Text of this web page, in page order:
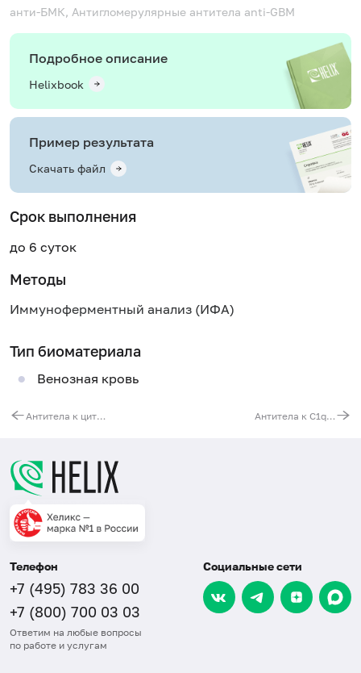
анти-БМК, Антигломерулярные антитела anti-GBM
Подробное описание
Helixbook
Пример результата
Скачать файл
Срок выполнения
до 6 суток
Методы
Иммуноферментный анализ (ИФА)
Тип биоматериала
Венозная кровь
Антитела к цитруллинированному виментину (анти-MCV), IgG Антитела к С1q фактору комплемента, IgG
Телефон
+7 (495) 783 36 00
+7 (800) 700 03 03
Ответим на любые вопросы
по работе и услугам
Социальные сети